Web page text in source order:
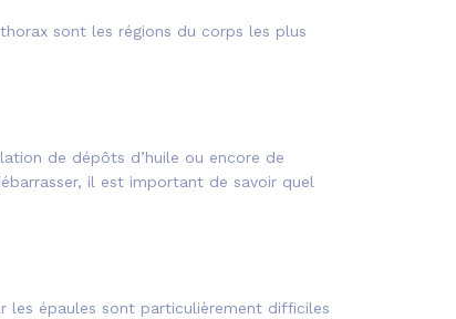
sont les régions du corps les plus
de dépôts d’huile ou encore de
il est important de savoir quel
les épaules sont particulièrement difficiles